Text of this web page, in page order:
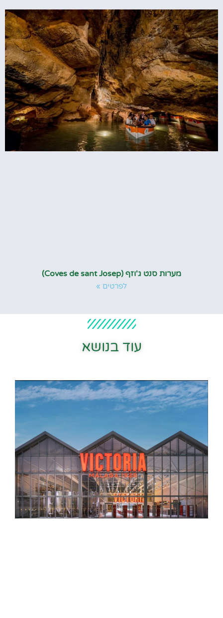
מערות סנט ג'וזף (Coves de sant Josep)
לפרטים »
עוד בנושא